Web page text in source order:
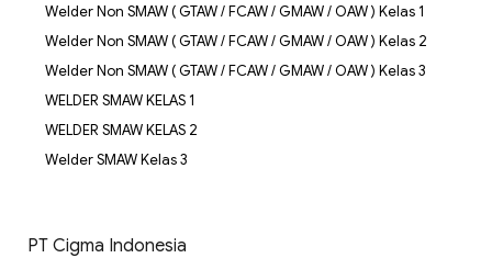
Welder Non SMAW ( GTAW / FCAW / GMAW / OAW ) Kelas 1
Welder Non SMAW ( GTAW / FCAW / GMAW / OAW ) Kelas 2
Welder Non SMAW ( GTAW / FCAW / GMAW / OAW ) Kelas 3
WELDER SMAW KELAS 1
WELDER SMAW KELAS 2
Welder SMAW Kelas 3
PT Cigma Indonesia